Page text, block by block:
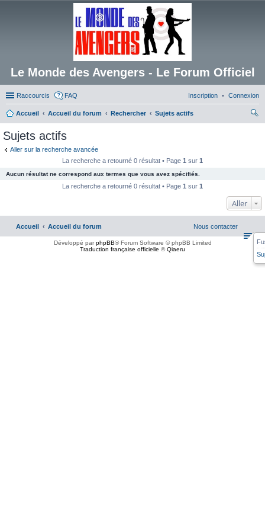
Le Monde des Avengers - Le Forum Officiel
Raccourcis FAQ Connexion
Inscription
Accueil Accueil du forum Rechercher
Sujets actifs
Sujets actifs
Aller sur la recherche avancée
La recherche a retourné 0 résultat • Page 1 sur 1
Aucun résultat ne correspond aux termes que vous avez spécifiés.
La recherche a retourné 0 résultat • Page 1 sur 1
Aller
Accueil Accueil du forum Nous contacter
Développé parphpBB® Forum Software © phpBB Limited
Traduction française officielle ©Qiaeru